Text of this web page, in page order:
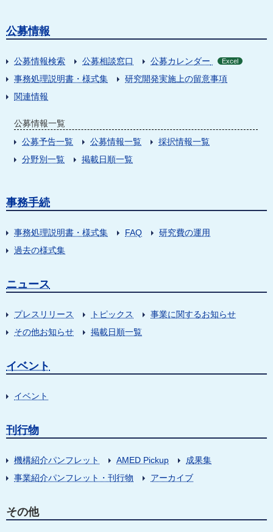
公募情報
公募情報検索 公募相談窓口 公募カレンダー Excel
事務処理説明書・様式集
研究開発実施上の留意事項
関連情報
公募情報一覧
公募予告一覧
公募情報一覧
採択情報一覧
分野別一覧
掲載日順一覧
事務手続
事務処理説明書・様式集 FAQ
研究費の運用
過去の様式集
ニュース
プレスリリース トピックス
事業に関するお知らせ
その他お知らせ
掲載日順一覧
イベント
イベント
刊行物
機構紹介パンフレット AMED Pickup
成果集
事業紹介パンフレット・刊行物
アーカイブ
その他